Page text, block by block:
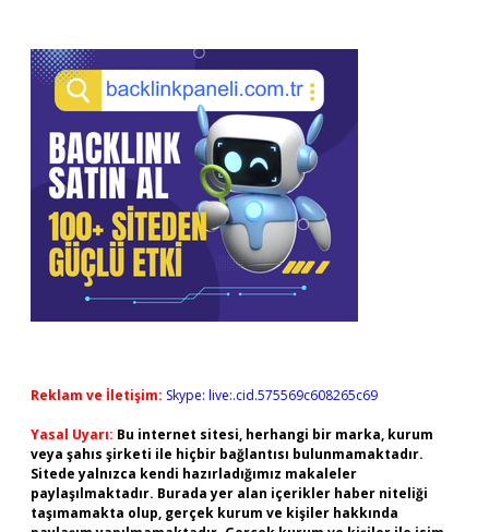
Reklam ve İletişim: Skype: live:.cid.575569c608265c69
Yasal Uyarı: Bu internet sitesi, herhangi bir marka, kurum
veya şahıs şirketi ile hiçbir bağlantısı bulunmamaktadır.
Sitede yalnızca kendi hazırladığımız makaleler
paylaşılmaktadır. Burada yer alan içerikler haber niteliği
taşımamakta olup, gerçek kurum ve kişiler hakkında